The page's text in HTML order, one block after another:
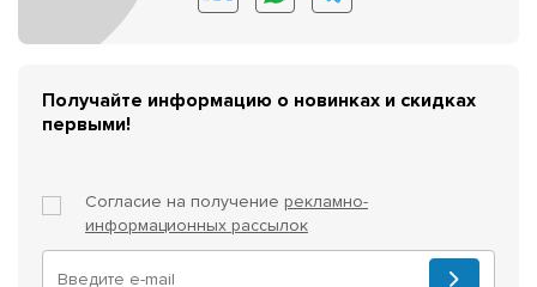
Получайте информацию о новинках и скидках
первыми!
Согласие на получение рекламно-
информационных рассылок